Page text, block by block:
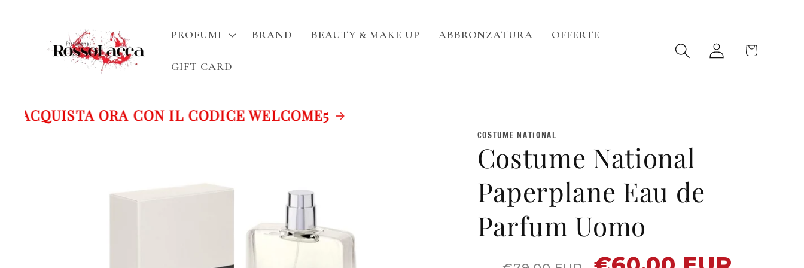
PROFUMI BRAND BEAUTY & MAKE UP ABBRONZATURA OFFERTE
GIFT CARD
Accedi Carrello
ORA CON IL CODICE WELCOME5
COSTUME NATIONAL
Costume National
Paperplane Eau de
Parfum Uomo
Prezzo